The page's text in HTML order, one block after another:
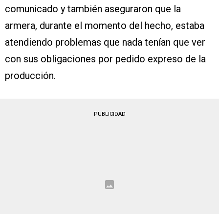
comunicado y también aseguraron que la
armera, durante el momento del hecho, estaba
atendiendo problemas que nada tenían que ver
con sus obligaciones por pedido expreso de la
producción.
PUBLICIDAD